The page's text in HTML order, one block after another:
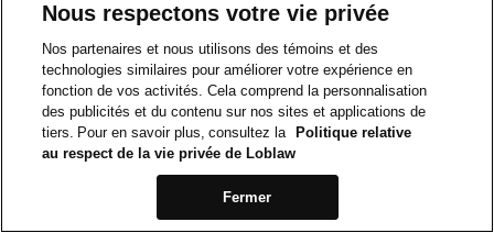
Nous respectons votre vie privée
Nos partenaires et nous utilisons des témoins et des
technologies similaires pour améliorer votre expérience en
fonction de vos activités. Cela comprend la personnalisation
des publicités et du contenu sur nos sites et applications de
tiers. Pour en savoir plus, consultez la
Politique relative
au respect de la vie privée de Loblaw
Fermer